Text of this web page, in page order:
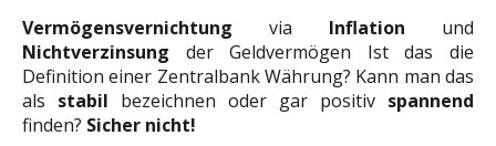
Vermögensvernichtung via Inflation und
Nichtverzinsung der Geldvermögen Ist das die
Definition einer Zentralbank Währung? Kann man das
als stabil bezeichnen oder gar positiv spannend
finden? Sicher nicht!